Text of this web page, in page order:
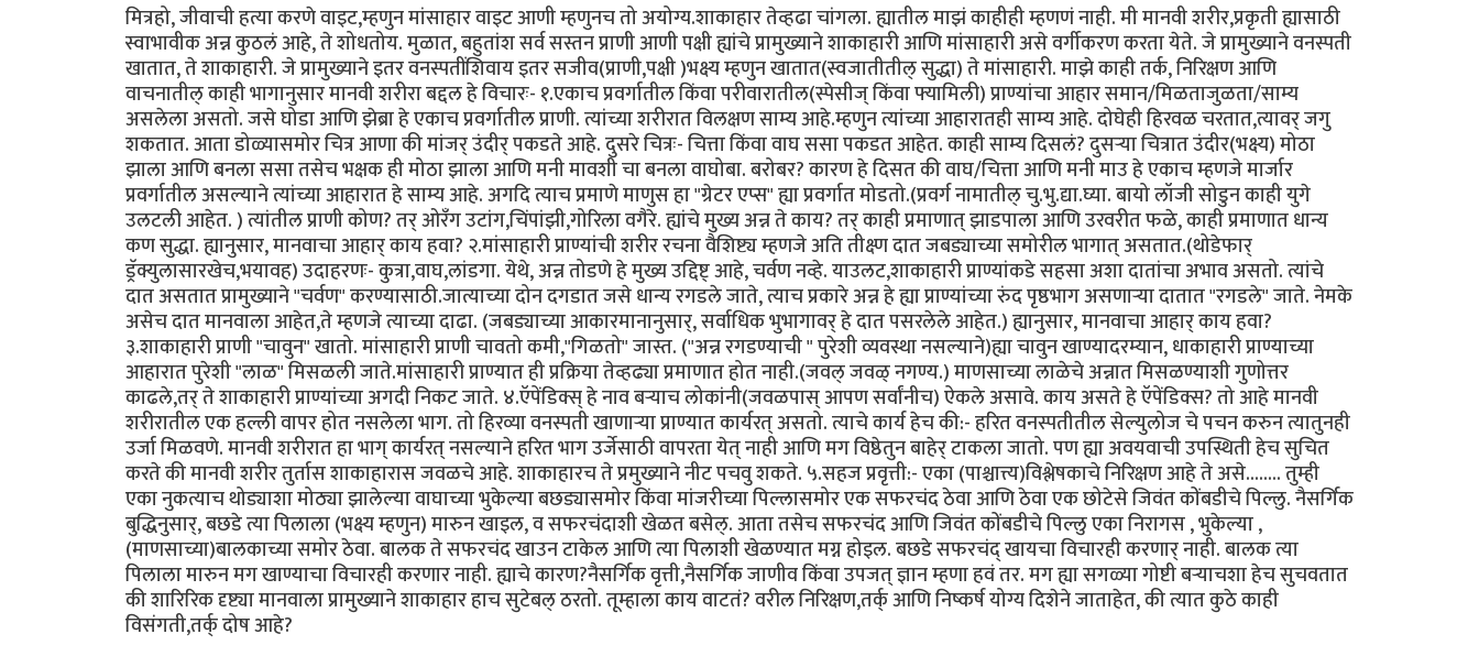
मित्रहो, जीवाची हत्या करणे वाइट,म्हणुन मांसाहार वाइट आणी म्हणुनच तो अयोग्य.शाकाहार तेव्हढा चांगला. ह्यातील माझं काहीही म्हणणं नाही. मी मानवी शरीर,प्रकृती ह्यासाठी
स्वाभावीक अन्न कुठलं आहे, ते शोधतोय. मुळात, बहुतांश सर्व सस्तन प्राणी आणी पक्षी ह्यांचे प्रामुख्याने शाकाहारी आणि मांसाहारी असे वर्गीकरण करता येते. जे प्रामुख्याने वनस्पती
खातात, ते शाकाहारी. जे प्रामुख्याने इतर वनस्पतींशिवाय इतर सजीव(प्राणी,पक्षी )भक्ष्य म्हणुन खातात(स्वजातीतील् सुद्धा) ते मांसाहारी. माझे काही तर्क, निरिक्षण आणि
वाचनातील् काही भागानुसार मानवी शरीरा बद्दल हे विचारः- १.एकाच प्रवर्गातील किंवा परीवारातील(स्पेसीज् किंवा फ्यामिली) प्राण्यांचा आहार समान/मिळताजुळता/साम्य
असलेला असतो. जसे घोडा आणि झेब्रा हे एकाच प्रवर्गातील प्राणी. त्यांच्या शरीरात विलक्षण साम्य आहे.म्हणुन त्यांच्या आहारातही साम्य आहे. दोघेही हिरवळ चरतात,त्यावर् जगु
शकतात. आता डोळ्यासमोर चित्र आणा की मांजर् उंदीर् पकडते आहे. दुसरे चित्रः- चित्ता किंवा वाघ ससा पकडत आहेत. काही साम्य दिसलं? दुसर्‍या चित्रात उंदीर(भक्ष्य) मोठा
झाला आणि बनला ससा तसेच भक्षक ही मोठा झाला आणि मनी मावशी चा बनला वाघोबा. बरोबर? कारण हे दिसत की वाघ/चित्ता आणि मनी माउ हे एकाच म्हणजे मार्जार
प्रवर्गातील असल्याने त्यांच्या आहारात हे साम्य आहे. अगदि त्याच प्रमाणे माणुस हा "ग्रेटर एप्स" ह्या प्रवर्गात मोडतो.(प्रवर्ग नामातील् चु.भु.द्या.घ्या. बायो लॉजी सोडुन काही युगे
उलटली आहेत. ) त्यांतील प्राणी कोण? तर् ओरँग उटांग,चिंपांझी,गोरिला वगैरे. ह्यांचे मुख्य अन्न ते काय? तर् काही प्रमाणात् झाडपाला आणि उरवरीत फळे, काही प्रमाणात धान्य
कण सुद्धा. ह्यानुसार, मानवाचा आहार् काय हवा? २.मांसाहारी प्राण्यांची शरीर रचना वैशिष्ट्य म्हणजे अति तीक्ष्ण दात जबड्याच्या समोरील भागात् असतात.(थोडेफार्
ड्रॅक्युलासारखेच,भयावह) उदाहरणः- कुत्रा,वाघ,लांडगा. येथे, अन्न तोडणे हे मुख्य उद्दिष्ट् आहे, चर्वण नव्हे. याउलट,शाकाहारी प्राण्यांकडे सहसा अशा दातांचा अभाव असतो. त्यांचे
दात असतात प्रामुख्याने "चर्वण" करण्यासाठी.जात्याच्या दोन दगडात जसे धान्य रगडले जाते, त्याच प्रकारे अन्न हे ह्या प्राण्यांच्या रुंद पृष्ठभाग असणार्‍या दातात "रगडले" जाते. नेमके
असेच दात मानवाला आहेत,ते म्हणजे त्याच्या दाढा. (जबड्याच्या आकारमानानुसार्, सर्वाधिक भुभागावर् हे दात पसरलेले आहेत.) ह्यानुसार, मानवाचा आहार् काय हवा?
३.शाकाहारी प्राणी "चावुन" खातो. मांसाहारी प्राणी चावतो कमी,"गिळतो" जास्त. ("अन्न रगडण्याची " पुरेशी व्यवस्था नसल्याने)ह्या चावुन खाण्यादरम्यान, धाकाहारी प्राण्याच्या
आहारात पुरेशी "लाळ" मिसळली जाते.मांसाहारी प्राण्यात ही प्रक्रिया तेव्हढ्या प्रमाणात होत नाही.(जवल् जवळ् नगण्य.) माणसाच्या लाळेचे अन्नात मिसळण्याशी गुणोत्तर
काढले,तर् ते शाकाहारी प्राण्यांच्या अगदी निकट जाते. ४.ऍपेंडिक्स् हे नाव बर्‍याच लोकांनी(जवळपास् आपण सर्वांनीच) ऐकले असावे. काय असते हे ऍपेंडिक्स? तो आहे मानवी
शरीरातील एक हल्ली वापर होत नसलेला भाग. तो हिरव्या वनस्पती खाणार्‍या प्राण्यात कार्यरत् असतो. त्याचे कार्य हेच की:- हरित वनस्पतीतील सेल्युलोज चे पचन करुन त्यातुनही
उर्जा मिळवणे. मानवी शरीरात हा भाग् कार्यरत् नसल्याने हरित भाग उर्जेसाठी वापरता येत् नाही आणि मग विष्ठेतुन बाहेर् टाकला जातो. पण ह्या अवयवाची उपस्थिती हेच सुचित
करते की मानवी शरीर तुर्तास शाकाहारास जवळचे आहे. शाकाहारच ते प्रमुख्याने नीट पचवु शकते. ५.सहज प्रवृत्ती:- एका (पाश्चात्त्य)विश्लेषकाचे निरिक्षण आहे ते असे........ तुम्ही
एका नुकत्याच थोड्याशा मोठ्या झालेल्या वाघाच्या भुकेल्या बछड्यासमोर किंवा मांजरीच्या पिल्लासमोर एक सफरचंद ठेवा आणि ठेवा एक छोटेसे जिवंत कोंबडीचे पिल्लु. नैसर्गिक
बुद्धिनुसार्, बछडे त्या पिलाला (भक्ष्य म्हणुन) मारुन खाइल, व सफरचंदाशी खेळत बसेल्. आता तसेच सफरचंद आणि जिवंत कोंबडीचे पिल्लु एका निरागस , भुकेल्या ,
(माणसाच्या)बालकाच्या समोर ठेवा. बालक ते सफरचंद खाउन टाकेल आणि त्या पिलाशी खेळण्यात मग्न होइल. बछडे सफरचंद् खायचा विचारही करणार् नाही. बालक त्या
पिलाला मारुन मग खाण्याचा विचारही करणार नाही. ह्याचे कारण?नैसर्गिक वृत्ती,नैसर्गिक जाणीव किंवा उपजत् ज्ञान म्हणा हवं तर. मग ह्या सगळ्या गोष्टी बर्‍याचशा हेच सुचवतात
की शारिरिक दृष्ट्या मानवाला प्रामुख्याने शाकाहार हाच सुटेबल् ठरतो. तूम्हाला काय वाटतं? वरील निरिक्षण,तर्क् आणि निष्कर्ष योग्य दिशेने जाताहेत, की त्यात कुठे काही
विसंगती,तर्क् दोष आहे?